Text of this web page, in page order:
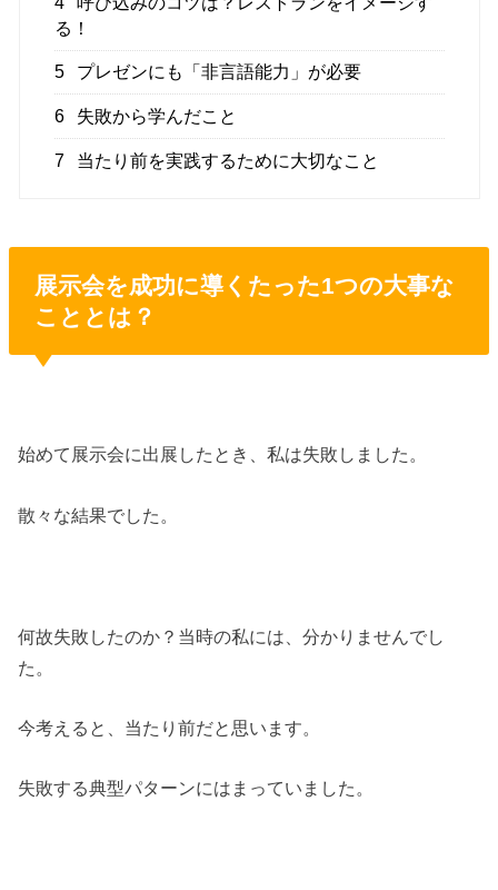
る！
5 プレゼンにも「非言語能力」が必要
6 失敗から学んだこと
7 当たり前を実践するために大切なこと
展示会を成功に導くたった1つの大事な
こととは？
始めて展示会に出展したとき、私は失敗しました。
散々な結果でした。
何故失敗したのか？当時の私には、分かりませんでし
た。
今考えると、当たり前だと思います。
失敗する典型パターンにはまっていました。